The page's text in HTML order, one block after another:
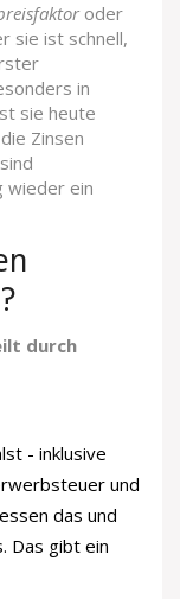
oder
sie ist schnell,
in
sie heute
Zinsen
wieder ein
durch
- inklusive
und
das und
Das gibt ein